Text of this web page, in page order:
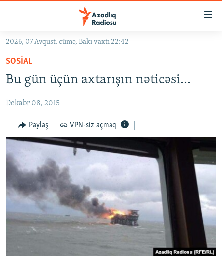
Əsas
qayıt
Əsas
naviqasiyaya
qayıt
GÜNDƏM
KORRUPSIOMETR
#ƏSLINDƏ
FƏRQƏ BAX
QANUNI DOĞRU
ARAŞDIRMA
MULTIMEDIA
VIDEO
FOTOQALEREYA
İNFOQRAFIKA
KARIKATURA
RADIO ARXIV
OXU ZALI
AZƏRBAYCAN ƏDƏBIYYATI KITABXANASI
İSLAM VƏ DEMOKRATIYA
HAQQIMIZDA
MISSIYAMIZ
PEŞƏ ETIKASI VƏ JURNALISTIKA STANDARTLARIMIZ
2026, 07 Avqust, cümə, Bakı vaxtı 22:42
SOSIAL
Bu gün üçün axtarışın nəticəsi...
Dekabr 08, 2015
Paylaş VPN-siz açmaq